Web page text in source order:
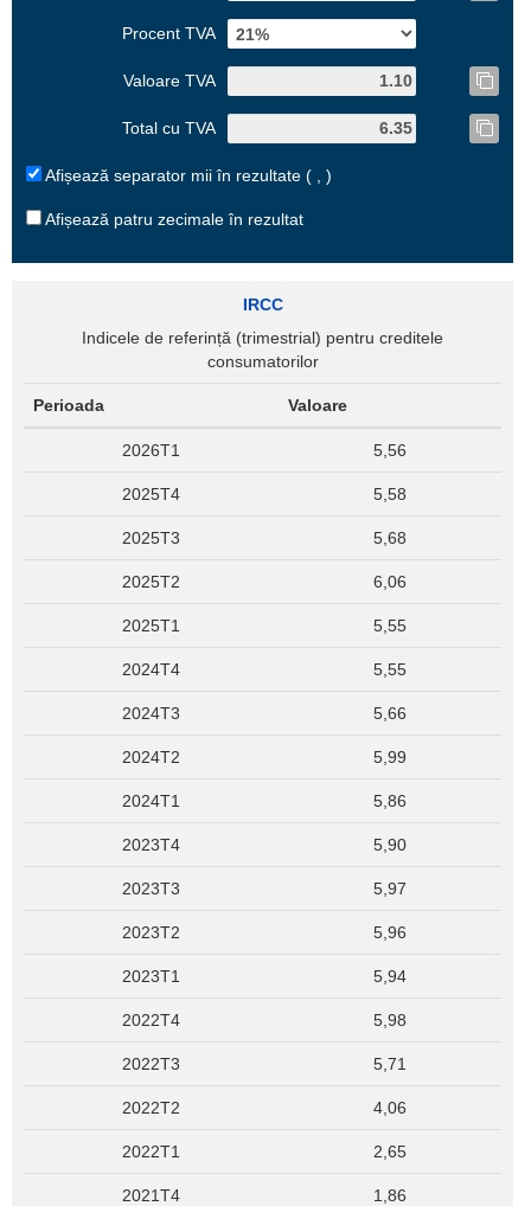
Procent TVA
Valoare TVA
Total cu TVA
Afișează separator mii în rezultate ( , )
Afișează patru zecimale în rezultat
IRCC
Indicele de referință (trimestrial) pentru creditele
consumatorilor
Perioada Valoare
2026T1 5,56
2025T4 5,58
2025T3 5,68
2025T2 6,06
2025T1 5,55
2024T4 5,55
2024T3 5,66
2024T2 5,99
2024T1 5,86
2023T4 5,90
2023T3 5,97
2023T2 5,96
2023T1 5,94
2022T4 5,98
2022T3 5,71
2022T2 4,06
2022T1 2,65
2021T4 1,86